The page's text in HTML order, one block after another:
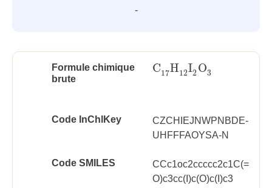
-
Formule chimique
brute
C17H12I2 O3
C17H12I2 O3
Code InChlKey
CZCHIEJNWPNBDE-
UHFFFAOYSA-N
Code SMILES
CCc1oc2ccccc2c1C(=
O)c3cc(I)c(O)c(I)c3